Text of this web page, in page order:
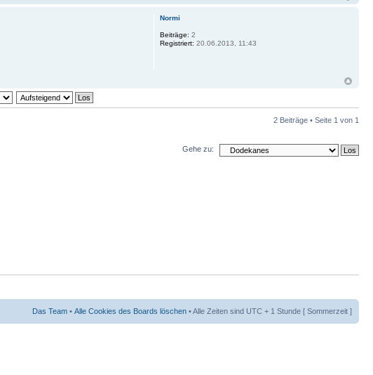
Normi
Beiträge: 2
Registriert: 20.06.2013, 11:43
2 Beiträge • Seite 1 von 1
Gehe zu:
Das Team • Alle Cookies des Boards löschen • Alle Zeiten sind UTC + 1 Stunde [ Sommerzeit ]